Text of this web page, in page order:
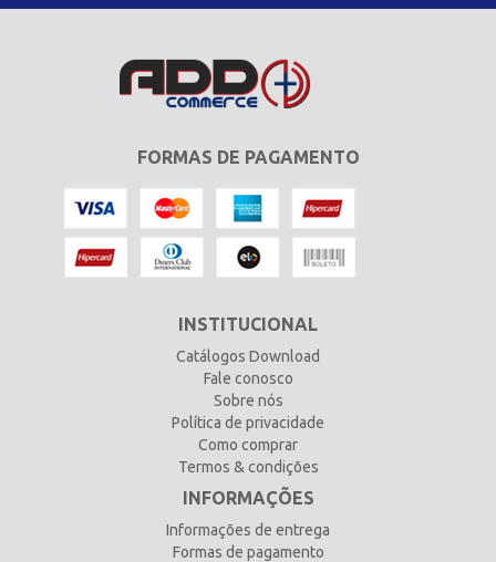
FORMAS DE PAGAMENTO
INSTITUCIONAL
Catálogos Download
Fale conosco
Sobre nós
Política de privacidade
Como comprar
Termos & condições
INFORMAÇÕES
Informações de entrega
Formas de pagamento